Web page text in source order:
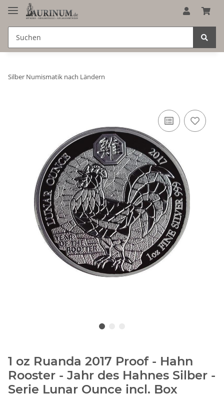
Silber Numismatik nach Ländern
1 oz Ruanda 2017 Proof - Hahn
Rooster - Jahr des Hahnes Silber -
Serie Lunar Ounce incl. Box